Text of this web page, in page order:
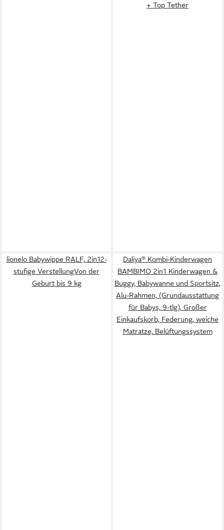
+ Top Tether
lionelo Babywippe RALF, 2in12-
stufige VerstellungVon der
Geburt bis 9 kg
Daliya® Kombi-Kinderwagen
BAMBIMO 2in1 Kinderwagen &
Buggy, Babywanne und Sportsitz,
Alu-Rahmen, (Grundausstattung
für Babys, 9-tlg), Großer
Einkaufskorb, Federung, weiche
Matratze, Belüftungssystem